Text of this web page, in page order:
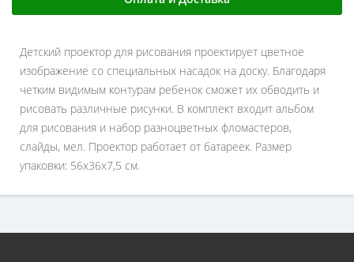
Детский проектор для рисования проектирует цветное
изображение со специальных насадок на доску. Благодаря
четким видимым контурам ребенок сможет их обводить и
рисовать различные рисунки. В комплект входит альбом
для рисования и набор разноцветных фломастеров,
слайды, мел. Проектор работает от батареек. Размер
упаковки: 56х36х7,5 см.